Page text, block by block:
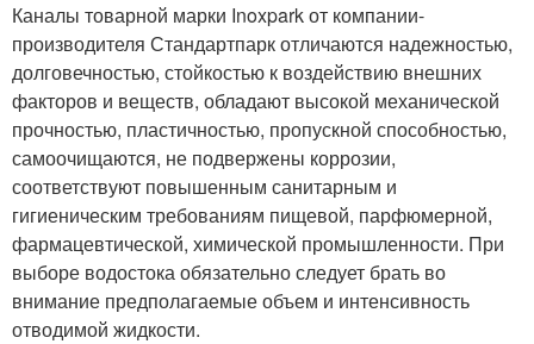
Каналы товарной марки Inoxpark от компании-
производителя Стандартпарк отличаются надежностью,
долговечностью, стойкостью к воздействию внешних
факторов и веществ, обладают высокой механической
прочностью, пластичностью, пропускной способностью,
самоочищаются, не подвержены коррозии,
соответствуют повышенным санитарным и
гигиеническим требованиям пищевой, парфюмерной,
фармацевтической, химической промышленности. При
выборе водостока обязательно следует брать во
внимание предполагаемые объем и интенсивность
отводимой жидкости.